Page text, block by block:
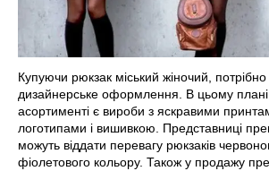
Купуючи рюкзак міський жіночий,
дизайнерське оформлення. В цьому плані
асортименті є вироби з яскравими
логотипами і вишивкою. Представниці
можуть віддати перевагу рюкзаків
фіолетового кольору. Також у продажу